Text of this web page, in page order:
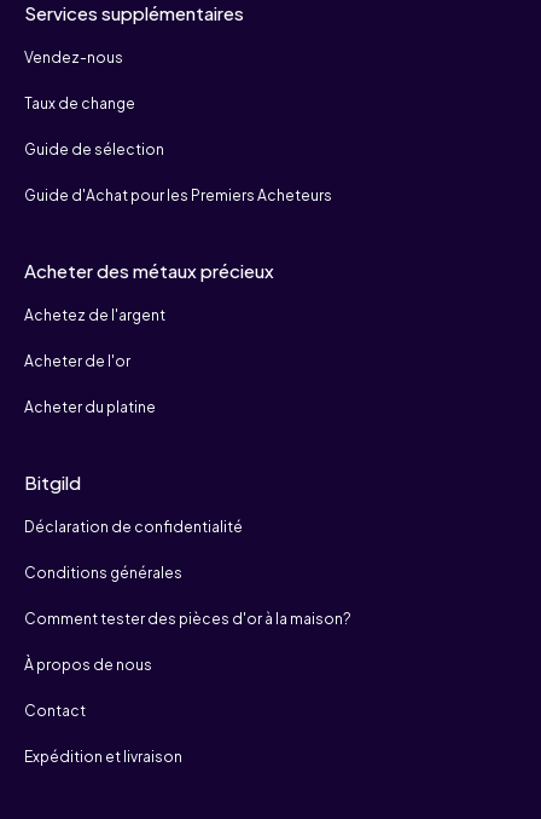
Services supplémentaires
Vendez-nous
Taux de change
Guide de sélection
Guide d'Achat pour les Premiers Acheteurs
Acheter des métaux précieux
Achetez de l'argent
Acheter de l'or
Acheter du platine
Bitgild
Déclaration de confidentialité
Conditions générales
Comment tester des pièces d'or à la maison?
À propos de nous
Contact
Expédition et livraison